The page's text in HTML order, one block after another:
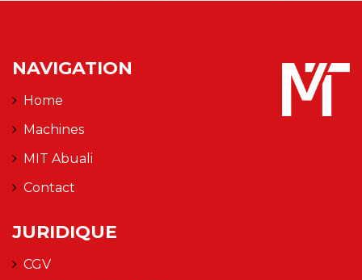
NAVIGATION
Home
Machines
MIT Abuali
Contact
JURIDIQUE
CGV